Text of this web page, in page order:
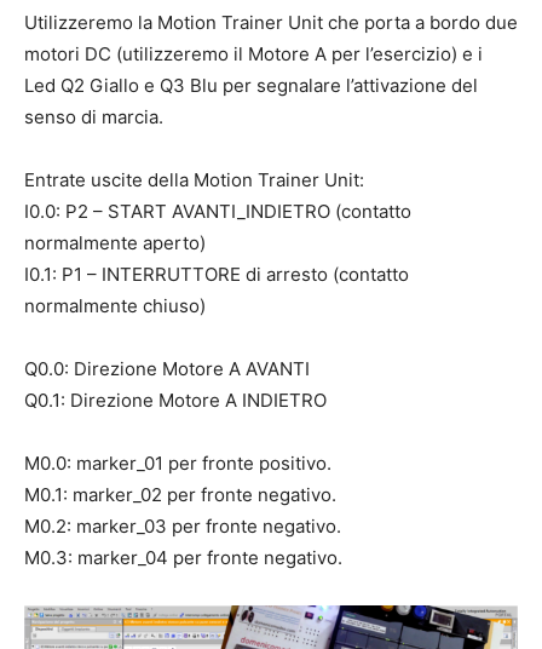
Utilizzeremo la Motion Trainer Unit che porta a bordo due
motori DC (utilizzeremo il Motore A per l’esercizio) e i
Led Q2 Giallo e Q3 Blu per segnalare l’attivazione del
senso di marcia.
Entrate uscite della Motion Trainer Unit:
I0.0: P2 – START AVANTI_INDIETRO (contatto
normalmente aperto)
I0.1: P1 – INTERRUTTORE di arresto (contatto
normalmente chiuso)
Q0.0: Direzione Motore A AVANTI
Q0.1: Direzione Motore A INDIETRO
M0.0: marker_01 per fronte positivo.
M0.1: marker_02 per fronte negativo.
M0.2: marker_03 per fronte negativo.
M0.3: marker_04 per fronte negativo.